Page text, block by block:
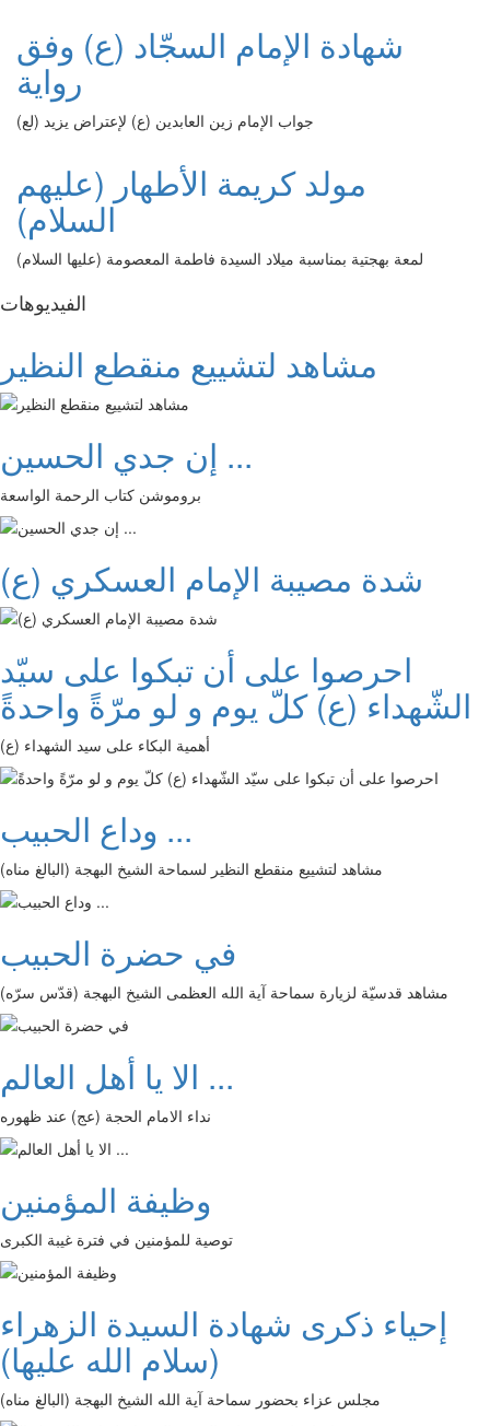
شهادة الإمام السجّاد (ع) وفق
رواية
جواب الإمام زين العابدين (ع) لإعتراض يزيد (لع)
مولد كريمة الأطهار (عليهم
السلام)
لمعة بهجتية بمناسبة ميلاد السيدة فاطمة المعصومة (عليها السلام)
الفیدیوهات
مشاهد لتشييع منقطع النظير
إن جدي الحسين ...
بروموشن كتاب الرحمة الواسعة
شدة مصيبة الإمام العسكري (ع)
احرصوا على أن تبكوا على سيّد
الشّهداء (ع) كلّ يوم و لو مرّةً واحدةً
أهمية البكاء على سيد الشهداء (ع)
وداع الحبيب ...
مشاهد لتشييع منقطع النظير لسماحة الشيخ البهجة (البالغ مناه)
في حضرة الحبيب
مشاهد قدسيّة لزيارة سماحة آية الله العظمى الشيخ البهجة (قدّس سرّه)
الا يا أهل العالم ...
نداء الامام الحجة (عج) عند ظهوره
وظيفة المؤمنين
توصية للمؤمنين في فترة غيبة الكبرى
إحياء ذكرى شهادة السيدة الزهراء
(سلام الله عليها)
مجلس عزاء بحضور سماحة آية الله الشيخ البهجة (البالغ مناه)